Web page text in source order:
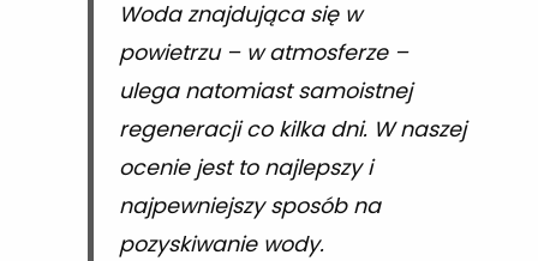
Woda znajdująca się w
powietrzu – w atmosferze –
ulega natomiast samoistnej
regeneracji co kilka dni. W naszej
ocenie jest to najlepszy i
najpewniejszy sposób na
pozyskiwanie wody.